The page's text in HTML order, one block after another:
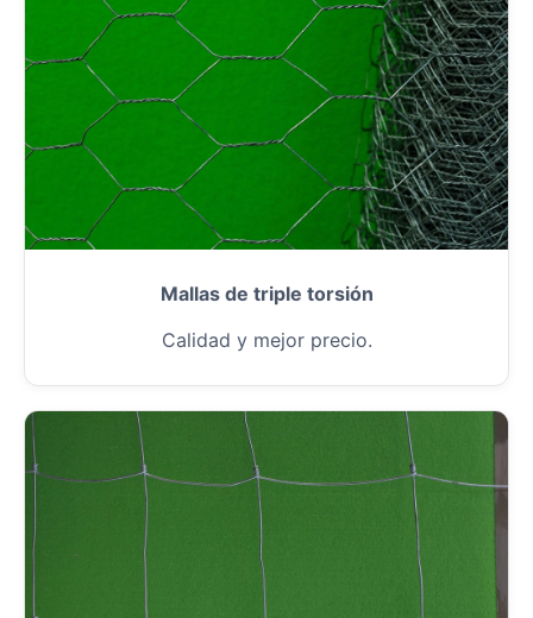
Mallas de triple torsión
Calidad y mejor precio.